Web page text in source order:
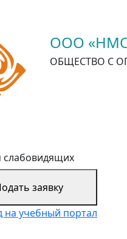
ООО
ОБЩЕСТВО С
слабовидящих
заявку
на учебный портал